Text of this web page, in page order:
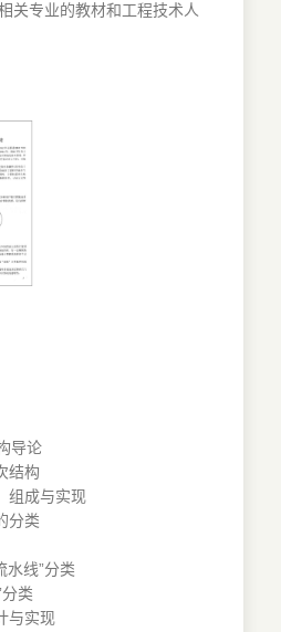
关专业的教材和工程技术人
导论
结构
组成与实现
分类
水线”分类
类
与实现